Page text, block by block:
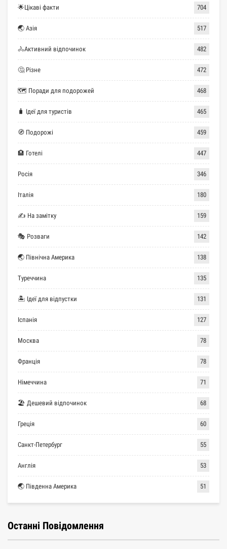
🌟Цікаві факти 704
🌏 Азія 517
🚴Активний відпочинок 482
🤔 Різне 472
🗺 Поради для подорожей 468
🧳 Ідеї для туристів 465
🧭 Подорожі 459
🏨 Готелі 447
Росія 346
Італія 180
✍ На замітку 159
🎭 Розваги 142
🌏 Північна Америка 138
Туреччина 135
🏝 Ідеї для відпустки 131
Іспанія 127
Москва 78
Франція 78
Німеччина 71
🏖 Дешевий відпочинок 68
Греція 60
Санкт-Петербург 55
Англія 53
🌏 Південна Америка 51
Останні Повідомлення